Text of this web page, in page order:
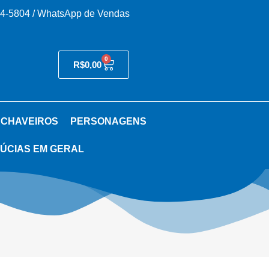
5804 / WhatsApp de Vendas
R$0,00
0
PERSONAGENS
EM GERAL